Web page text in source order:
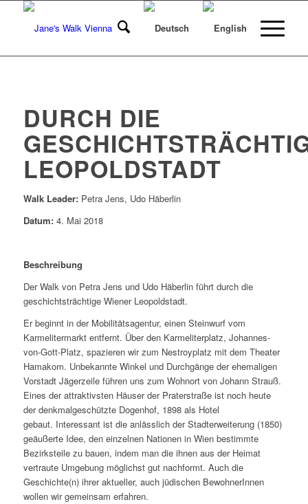
DURCH DIE
LEOPOLDSTADT
Walk Leader:Petra Jens, Udo Häberlin
Datum:4. Mai 2018
Beschreibung
Der Walk von Petra Jens und Udo Häberlin führt durch die
geschichtsträchtige Wiener Leopoldstadt.
Er beginnt in der Mobilitätsagentur, einen Steinwurf vom
Karmelitermarkt entfernt. Über den Karmeliterplatz, Johannes-
von-Gott-Platz, spazieren wir zum Nestroyplatz mit dem Theater
Hamakom. Unbekannte Winkel und Durchgänge der ehemaligen
Vorstadt Jägerzeile führen uns zum Wohnort von Johann Strauß.
Eines der attraktivstenHäuser der Praterstraße ist noch heute
der denkmalgeschützte Dogenhof, 1898 als Hotel
gebaut. Interessant ist die anlässlich der Stadterweiterung (1850)
geäußerte Idee, den einzelnen Nationen in Wien bestimmte
Bezirksteile zu bauen, indem man die ihnen aus der Heimat
vertraute Umgebung möglichst gut nachformt. Auch die
Geschichte(n) ihrer aktueller, auch jüdischen BewohnerInnen
wollen wir gemeinsam erfahren.